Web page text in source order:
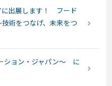
に出展します！ フード
術をつなげ、未来をつ
ション・ジャパン～ に